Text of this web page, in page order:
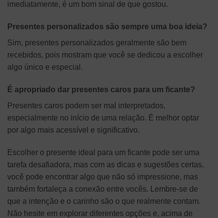
imediatamente, é um bom sinal de que gostou.
Presentes personalizados são sempre uma boa ideia?
Sim, presentes personalizados geralmente são bem
recebidos, pois mostram que você se dedicou a escolher
algo único e especial.
É apropriado dar presentes caros para um ficante?
Presentes caros podem ser mal interpretados,
especialmente no início de uma relação. É melhor optar
por algo mais acessível e significativo.
Escolher o presente ideal para um ficante pode ser uma
tarefa desafiadora, mas com as dicas e sugestões certas,
você pode encontrar algo que não só impressione, mas
também fortaleça a conexão entre vocês. Lembre-se de
que a intenção e o carinho são o que realmente contam.
Não hesite em explorar diferentes opções e, acima de